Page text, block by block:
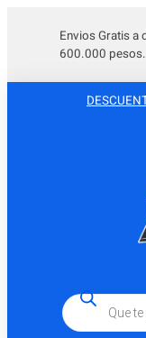
contenido
Envios Gratis a
600.000 pesos.
Búsqueda
de
productos